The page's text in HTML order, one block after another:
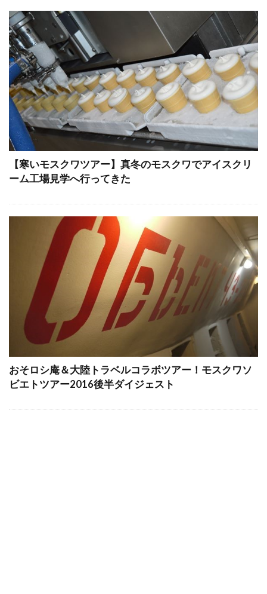
【寒いモスクワツアー】真冬のモスクワでアイスクリ
ーム工場見学へ行ってきた
おそロシ庵＆大陸トラベルコラボツアー！モスクワソ
ビエトツアー2016後半ダイジェスト